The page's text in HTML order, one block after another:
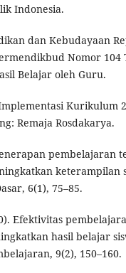
Indonesia.
dan Kebudayaan
Nomor 104
Belajar oleh Guru.
Kurikulum
Remaja Rosdakarya.
pembelajaran
keterampilan
6(1), 75–85.
Efektivitas
hasil belajar
9(2), 150–160.